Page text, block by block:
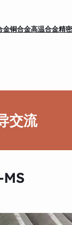
金铜合金高温合金精
交流